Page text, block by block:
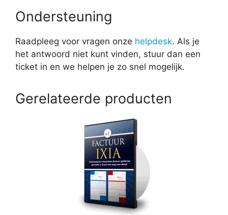
Ondersteuning
Raadpleeg voor vragen onze helpdesk. Als je
het antwoord niet kunt vinden, stuur dan een
ticket in en we helpen je zo snel mogelijk.
Gerelateerde producten